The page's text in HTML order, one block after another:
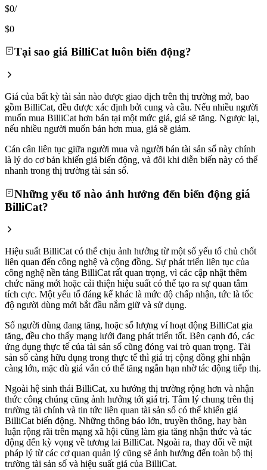
$0/
$0
Tại sao giá BilliCat luôn biến động?
Giá của bất kỳ tài sản nào được giao dịch trên thị trường mở, bao
gồm BilliCat, đều được xác định bởi cung và cầu. Nếu nhiều người
muốn mua BilliCat hơn bán tại một mức giá, giá sẽ tăng. Ngược lại,
nếu nhiều người muốn bán hơn mua, giá sẽ giảm.
Cán cân liên tục giữa người mua và người bán tài sản số này chính
là lý do cơ bản khiến giá biến động, và đôi khi diễn biến này có thể
nhanh trong thị trường tài sản số.
Những yếu tố nào ảnh hưởng đến biến động giá
BilliCat?
Hiệu suất BilliCat có thể chịu ảnh hưởng từ một số yếu tố chủ chốt
liên quan đến công nghệ và cộng đồng. Sự phát triển liên tục của
công nghệ nền tảng BilliCat rất quan trọng, vì các cập nhật thêm
chức năng mới hoặc cải thiện hiệu suất có thể tạo ra sự quan tâm
tích cực. Một yếu tố đáng kể khác là mức độ chấp nhận, tức là tốc
độ người dùng mới bắt đầu nắm giữ và sử dụng.
Số người dùng đang tăng, hoặc số lượng ví hoạt động BilliCat gia
tăng, đều cho thấy mạng lưới đang phát triển tốt. Bên cạnh đó, các
ứng dụng thực tế của tài sản số cũng đóng vai trò quan trọng. Tài
sản số càng hữu dụng trong thực tế thì giá trị cộng đồng ghi nhận
càng lớn, mặc dù giá vẫn có thể tăng ngắn hạn nhờ tác động tiếp thị.
Ngoài hệ sinh thái BilliCat, xu hướng thị trường rộng hơn và nhận
thức công chúng cũng ảnh hưởng tới giá trị. Tâm lý chung trên thị
trường tài chính và tin tức liên quan tài sản số có thể khiến giá
BilliCat biến động. Những thông báo lớn, truyền thông, hay bàn
luận rộng rãi trên mạng xã hội cũng làm gia tăng nhận thức và tác
động đến kỳ vọng về tương lai BilliCat. Ngoài ra, thay đổi về mặt
pháp lý từ các cơ quan quản lý cũng sẽ ảnh hưởng đến toàn bộ thị
trường tài sản số và hiệu suất giá của BilliCat.